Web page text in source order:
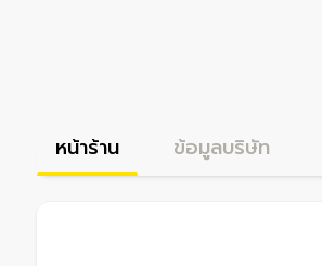
หน้าร้าน ข้อมูลบริษัท